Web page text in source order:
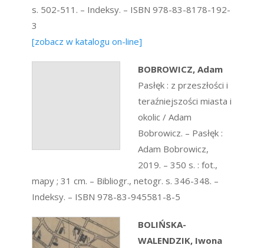
s. 502-511. – Indeksy. – ISBN 978-83-8178-192-
3
[zobacz w katalogu on-line]
BOBROWICZ, Adam
Pasłęk : z przeszłości i
teraźniejszości miasta i
okolic / Adam
Bobrowicz. – Pasłęk :
Adam Bobrowicz,
2019. – 350 s. : fot.,
mapy ; 31 cm. – Bibliogr., netogr. s. 346-348. –
Indeksy. – ISBN 978-83-945581-8-5
BOLIŃSKA-
WALENDZIK, Iwona